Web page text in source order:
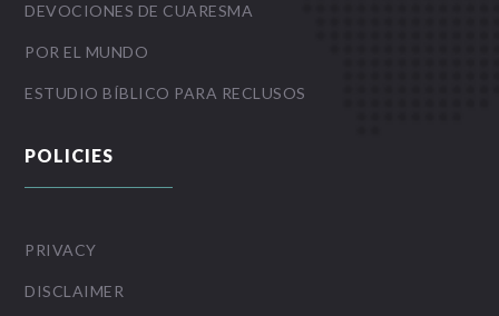
DEVOCIONES DE CUARESMA
POR EL MUNDO
ESTUDIO BÍBLICO PARA RECLUSOS
POLICIES
PRIVACY
DISCLAIMER